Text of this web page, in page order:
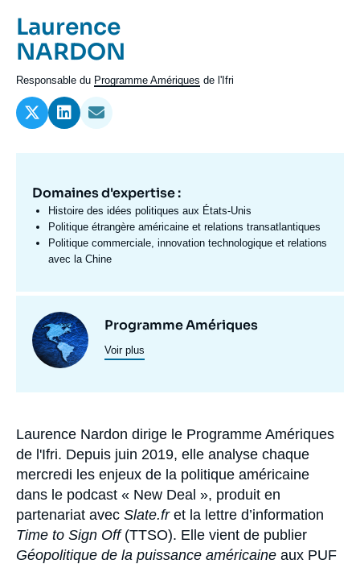
Prénom
de
l'expert
Laurence
Nom
de
l'expert
NARDON
Intitulé
du
poste
Responsable du Programme Amériques de l'Ifri
Domaine
d'expertises
Fr
Domaines d'expertise :
Histoire des idées politiques aux États-Unis
Politique étrangère américaine et relations transatlantiques
Politique commerciale, innovation technologique et relations
avec la Chine
Centres
programmes
de
Image
principale
Programme Amériques
Voir plus
Biographie
Laurence Nardon dirige le Programme Amériques
de l'Ifri. Depuis juin 2019, elle analyse chaque
mercredi les enjeux de la politique américaine
dans le podcast « New Deal », produit en
partenariat avec Slate.fret la lettre d’information
Time to Sign Off(TTSO). Elle vient de publier
Géopolitique de la puissance américaine aux PUF